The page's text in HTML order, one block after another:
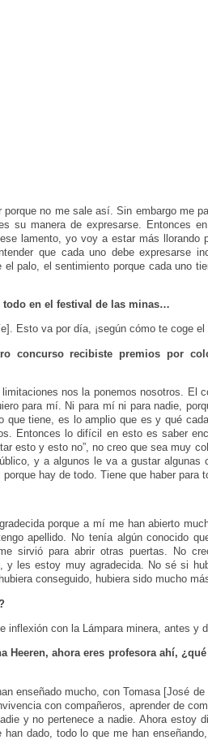
no me sale así. Sin embargo me
su manera de expresarse. Entonces
lamento, yo voy a estar más llorando
que cada uno debe expresarse
el palo, el sentimiento porque cada uno
en el festival de las minas…
Esto va por día, ¡según cómo te coge el
concurso recibiste premios por
nos la ponemos nosotros. El
para mí. Ni para mí ni para nadie,
que tiene, es lo amplio que es y qué
Entonces lo difícil en esto es saber
esto y esto no”, no creo que sea muy
y a algunos le va a gustar
hay de todo. Tiene que haber para
porque a mí me han abierto
apellido. No tenía algún conocido
sirvió para abrir otras puertas. No
y les estoy muy agradecida. No sé si
conseguido, hubiera sido mucho
inflexión con la Lámpara minera, antes y
Heeren, ahora eres profesora ahí,
enseñado mucho, con Tomasa [José
con compañeros, aprender de
y no pertenece a nadie. Ahora estoy
dado, todo lo que me han